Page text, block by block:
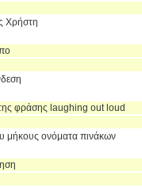
Χρήστη
φράσης laughing out loud
μήκους ονόματα πινάκων